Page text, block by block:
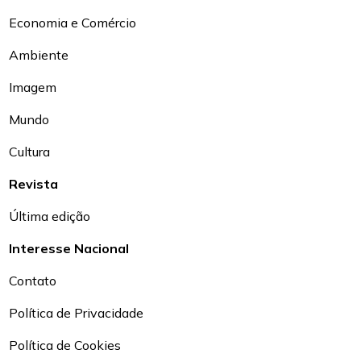
Economia e Comércio
Ambiente
Imagem
Mundo
Cultura
Revista
Última edição
Interesse Nacional
Contato
Política de Privacidade
Política de Cookies